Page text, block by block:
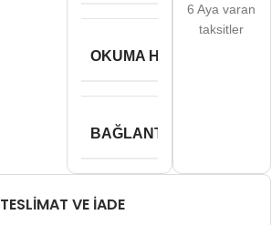
OKUMA HIZI
BAĞLANTI TIPI
6 Aya varan
taksitler
TESLIMAT VE İADE